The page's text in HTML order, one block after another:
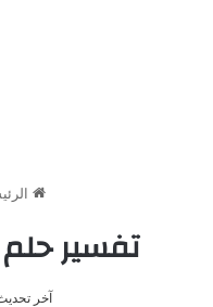
تفسير
آخر تحديث: 29